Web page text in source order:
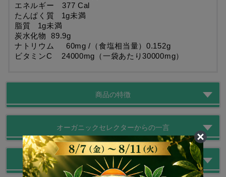
エネルギー　377 Cal
たんぱく質   1g未満
脂質   1g未満
炭水化物  89.9g
ナトリウム     60mg /（食塩相当量）0.152g
ビタミンC    24000mg（一袋あたり30000mg）
商品の特徴
オーガニックセレクターからの一言
注意点